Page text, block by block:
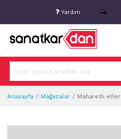
Yardım
Anasayfa Mağazalar Maharetli eller